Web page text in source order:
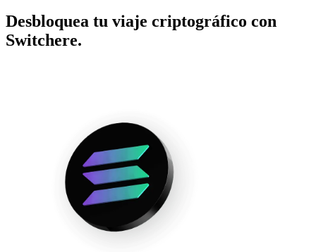
Desbloquea tu viaje criptográfico con
Switchere.